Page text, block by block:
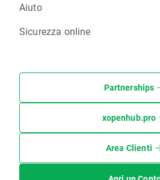
Aiuto
Sicurezza online
Partnerships
xopenhub.pro
Area Clienti